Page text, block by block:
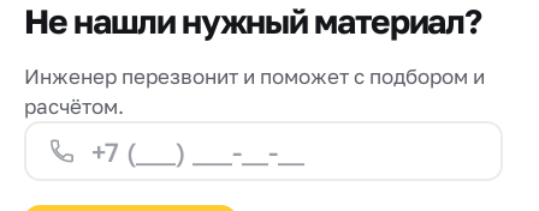
Не нашли нужный материал?
Инженер перезвонит и поможет с подбором и
расчётом.